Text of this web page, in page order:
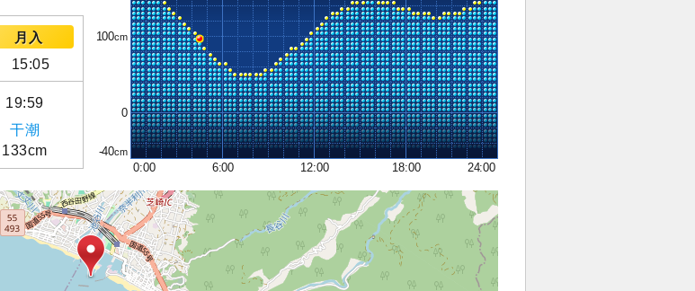
月入
15:05
19:59
干潮
133cm
100
0
-40
0:00
6:00 12:00 18:00 24:00